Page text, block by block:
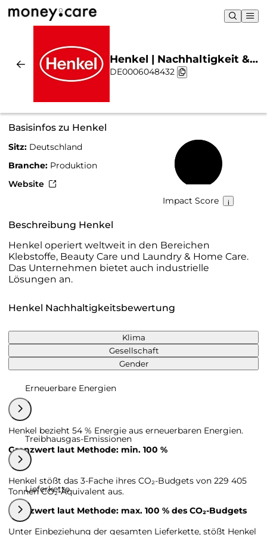
Henkel | Nachhaltigkeit &
Chart
DE0006048432
Basisinfos zu Henkel
Sitz: Deutschland
Branche: Produktion
Website
Impact Score
Beschreibung Henkel
Henkel operiert weltweit in den Bereichen
Klebstoffe, Beauty Care und Laundry & Home Care.
Das Unternehmen bietet auch industrielle
Lösungen an.
Henkel Nachhaltigkeitsbewertung
Klima
Gesellschaft
Gender
Erneuerbare Energien
Henkel bezieht 54 % Energie aus erneuerbaren Energien.
Grenzwert laut Methode: min. 100 %
Treibhausgas-Emissionen
Henkel stößt das 3-Fache ihres CO₂-Budgets von 229 405
Tonnen CO₂-Äquivalent aus.
Grenzwert laut Methode: max. 100 % des CO₂-Budgets
Lieferkette
Unter Einbeziehung der gesamten Lieferkette, stößt Henkel